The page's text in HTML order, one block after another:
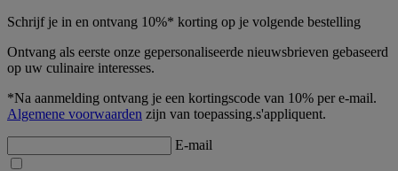
Schrijf je in en ontvang 10%* korting op je volgende bestelling
Ontvang als eerste onze gepersonaliseerde nieuwsbrieven gebaseerd
op uw culinaire interesses.
*Na aanmelding ontvang je een kortingscode van 10% per e-mail.
Algemene voorwaarden zijn van toepassing.s'appliquent.
E-mail